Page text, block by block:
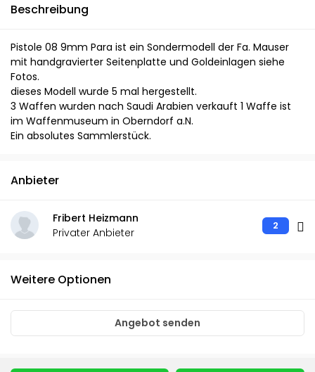
Beschreibung
Pistole 08 9mm Para ist ein Sondermodell der Fa. Mauser
mit handgravierter Seitenplatte und Goldeinlagen siehe
Fotos.
dieses Modell wurde 5 mal hergestellt.
3 Waffen wurden nach Saudi Arabien verkauft 1 Waffe ist
im Waffenmuseum in Oberndorf a.N.
Ein absolutes Sammlerstück.
Anbieter
Fribert Heizmann
Privater Anbieter
2
Weitere Optionen
Angebot senden